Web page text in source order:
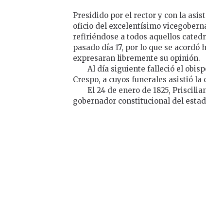
Presidido por el rector y con la
oficio del excelentísimo
refiriéndose a todos aquellos
pasado día 17, por lo que se
expresaran libremente su opinión.
Al día siguiente falleció el
Crespo, a cuyos funerales asistió
El 24 de enero de 1825,
gobernador constitucional del